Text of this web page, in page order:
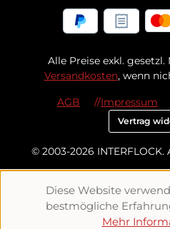
Alle Preise exkl.
Versandkosten, wenn
© 2003-2026
AGB Impressum
Vertrag
Diese Website
bestmögliche
Mehr